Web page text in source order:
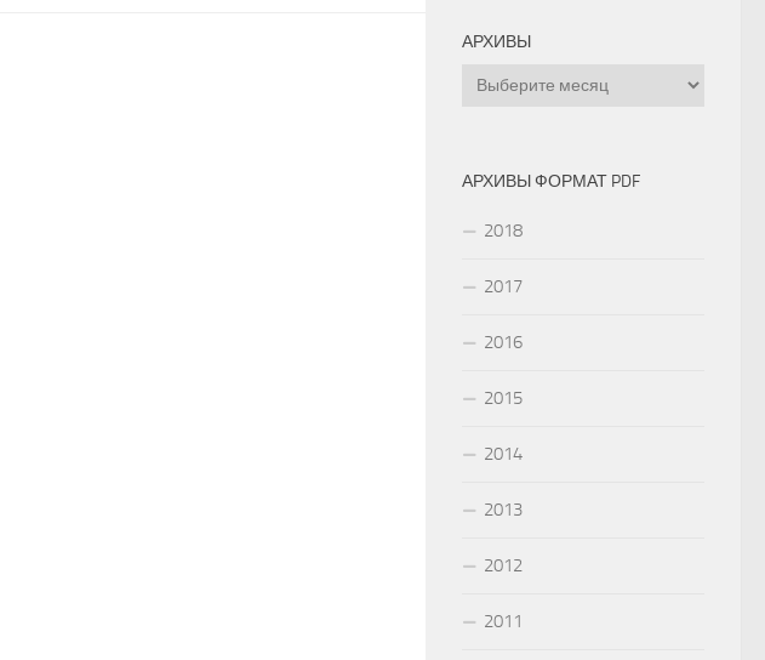
АРХИВЫ
Архивы
АРХИВЫ ФОРМАТ PDF
2018
2017
2016
2015
2014
2013
2012
2011